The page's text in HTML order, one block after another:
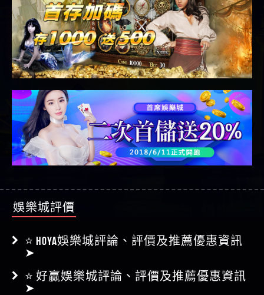
娛樂城評價
⭐ HOYA娛樂城評論、評價及推薦優惠資訊
➤
⭐ 好贏娛樂城評論、評價及推薦優惠資訊
➤